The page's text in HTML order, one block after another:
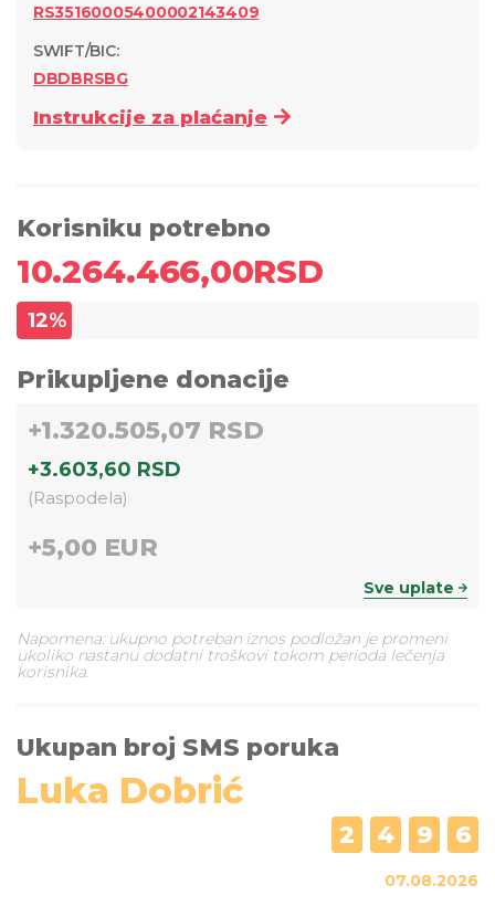
RS35160005400002143409
SWIFT/BIC:
DBDBRSBG
Instrukcije za plaćanje
Korisniku potrebno
10.264.466,00RSD
12%
Prikupljene donacije
+1.320.505,07 RSD
+3.603,60 RSD
(Raspodela)
+5,00 EUR
Sve uplate
Napomena: ukupno potreban iznos podložan je promeni
ukoliko nastanu dodatni troškovi tokom perioda lečenja
korisnika.
Ukupan broj SMS poruka
Luka Dobrić
2 4 9 6
07.08.2026